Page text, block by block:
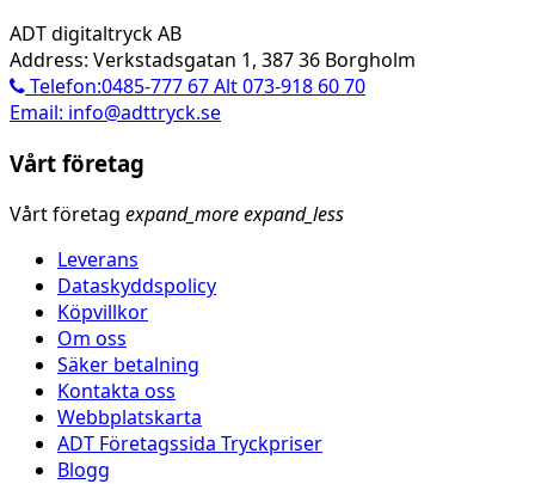
ADT digitaltryck AB
Address: Verkstadsgatan 1, 387 36 Borgholm
Telefon:0485-777 67 Alt 073-918 60 70
Email: info@adttryck.se
Vårt företag
Vårt företag expand_moreexpand_less
Leverans
Dataskyddspolicy
Köpvillkor
Om oss
Säker betalning
Kontakta oss
Webbplatskarta
ADT Företagssida Tryckpriser
Blogg